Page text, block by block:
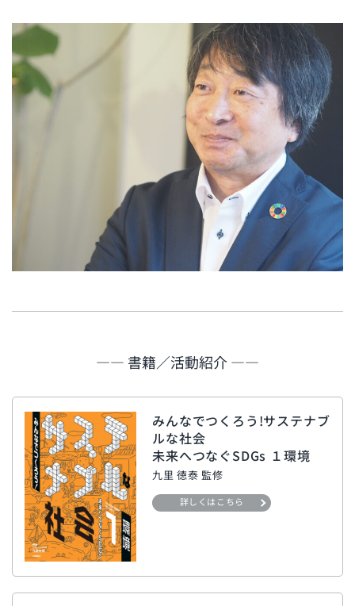
―― 書籍／活動紹介 ――
みんなでつくろう!サステナブ
ルな社会
未来へつなぐSDGs １環境
九里 徳泰 監修
詳しくはこちら